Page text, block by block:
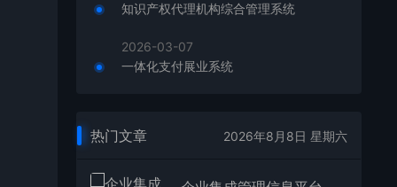
知识产权代理机构综合管理系统
2026-03-07
一体化支付展业系统
热门文章 2026年8月8日 星期六